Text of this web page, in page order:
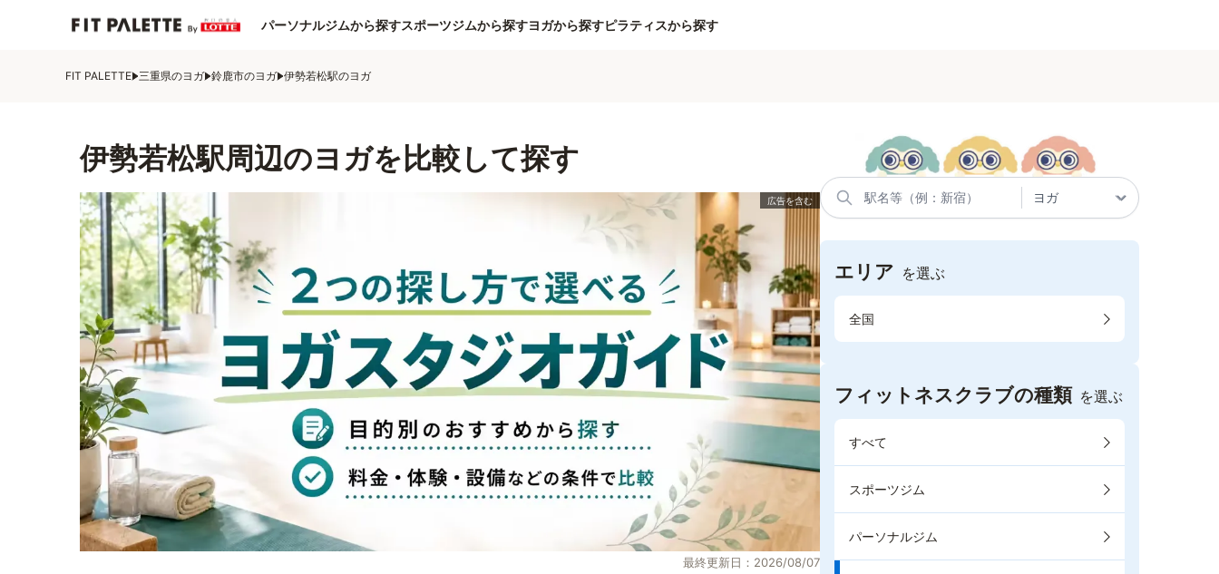
パーソナルジムから探すスポーツジムから探すヨガから探すピラティスから探す
FIT PALETTE 三重県のヨガ 鈴鹿市のヨガ 伊勢若松駅のヨガ
伊勢若松駅周辺のヨガを比較して探す
最終更新日：2026/08/07
エリア を選ぶ
全国
フィットネスクラブの種類 を選ぶ
すべて
スポーツジム
パーソナルジム